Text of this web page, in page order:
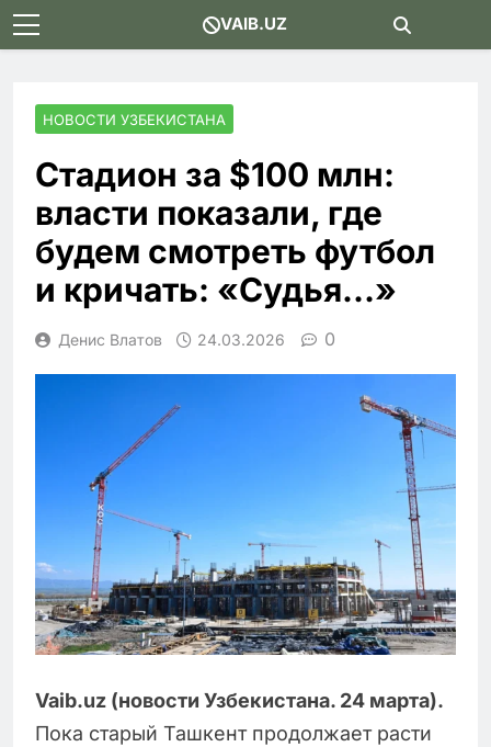
Skip
to
VAIB.UZ
НОВОСТИ УЗБЕКИСТАНА
Стадион за $100 млн:
власти показали, где
будем смотреть футбол
и кричать: «Судья…»
Денис Влатов 24.03.2026 0
Vaib.uz (новости Узбекистана. 24 марта).
Пока старый Ташкент продолжает расти